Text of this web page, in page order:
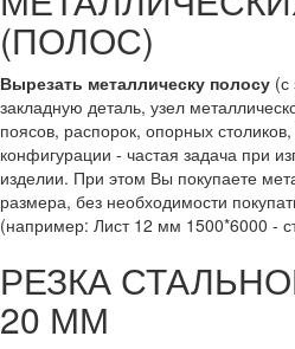
(ПОЛОС)
Вырезать металлическу полосу (с
закладную деталь, узел
поясов, распорок, опорных
конфигурации - частая задача при
изделии. При этом Вы покупаете
размера, без необходимости
(например: Лист 12 мм 1500*6000 -
РЕЗКА
20 ММ